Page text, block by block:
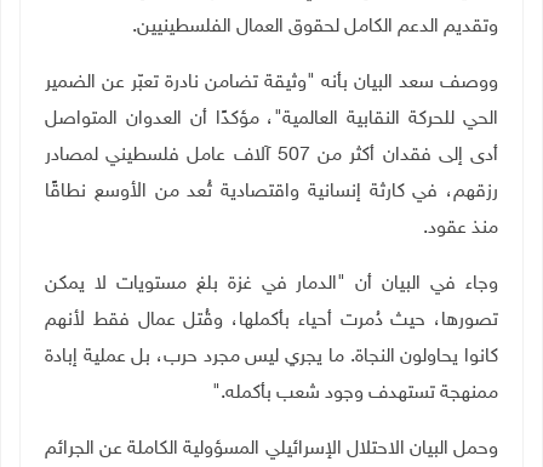
وتقديم الدعم الكامل لحقوق العمال الفلسطينيين.
ووصف سعد البيان بأنه "وثيقة تضامن نادرة تعبّر عن الضمير
الحي للحركة النقابية العالمية"، مؤكدًا أن العدوان المتواصل
أدى إلى فقدان أكثر من 507 آلاف عامل فلسطيني لمصادر
رزقهم، في كارثة إنسانية واقتصادية تُعد من الأوسع نطاقًا
منذ عقود.
وجاء في البيان أن "الدمار في غزة بلغ مستويات لا يمكن
تصورها، حيث دُمرت أحياء بأكملها، وقُتل عمال فقط لأنهم
كانوا يحاولون النجاة. ما يجري ليس مجرد حرب، بل عملية إبادة
ممنهجة تستهدف وجود شعب بأكمله".
وحمل البيان الاحتلال الإسرائيلي المسؤولية الكاملة عن الجرائم